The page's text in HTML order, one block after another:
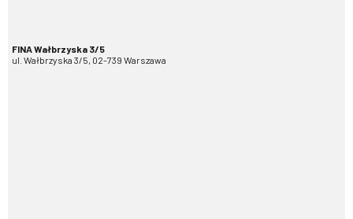
FINA Wałbrzyska 3/5
ul. Wałbrzyska 3/5, 02-739 Warszawa